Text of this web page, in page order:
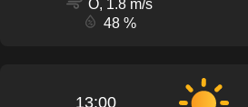
O, 1.8 m/s
48 %
13:00